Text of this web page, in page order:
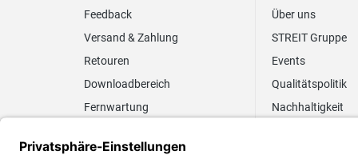
Feedback
Versand & Zahlung
Retouren
Downloadbereich
Fernwartung
Elektronischer
Über uns
STREIT Gruppe
Events
Qualitätspolitik
Nachhaltigkeit